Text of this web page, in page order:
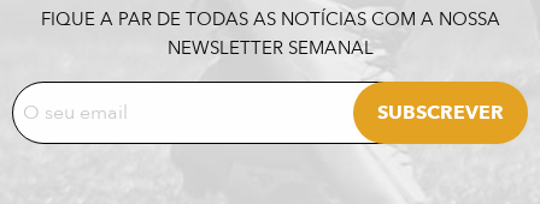
FIQUE A PAR DE TODAS AS NOTÍCIAS COM A NOSSA
NEWSLETTER SEMANAL